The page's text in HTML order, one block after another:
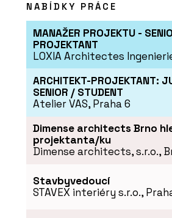
PRODUKTY
Zelené stěny a sloupy -
NABÍDKY PRÁCE
MANAŽER PROJEKTU -
PROJEKTANT
LOXIA Architectes
ARCHITEKT-PROJEKTANT:
SENIOR / STUDENT
Atelier VAS, Praha 6
Dimense architects Brno
projektanta/ku
Dimense architects, s.r.o.,
Stavbyvedoucí
STAVEX interiéry s.r.o.,